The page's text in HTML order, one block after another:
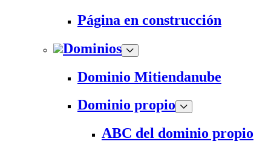
Página en construcción
Dominios
Dominio Mitiendanube
Dominio propio
ABC del dominio propio